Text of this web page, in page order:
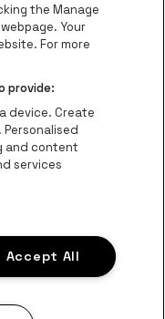
Antwerpen
Antwerpen
4925 0067 - BIC:
cookiesPrivacy
the Manage
Your
For more
provide:
device. Create
and content
services
Accept All